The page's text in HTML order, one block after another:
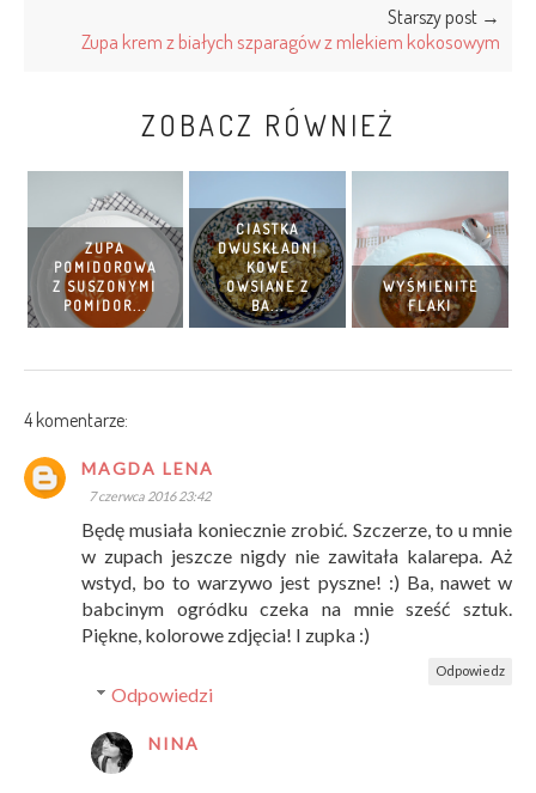
Starszy post →
Zupa krem z białych szparagów z mlekiem kokosowym
ZOBACZ RÓWNIEŻ
ZUPA
POMIDOROWA
Z SUSZONYMI
POMIDOR...
CIASTKA
DWUSKŁADNI
KOWE
OWSIANE Z
BA...
WYŚMIENITE
FLAKI
4 komentarze:
MAGDA LENA
7 czerwca 2016 23:42
Będę musiała koniecznie zrobić. Szczerze, to u mnie
w zupach jeszcze nigdy nie zawitała kalarepa. Aż
wstyd, bo to warzywo jest pyszne! :) Ba, nawet w
babcinym ogródku czeka na mnie sześć sztuk.
Piękne, kolorowe zdjęcia! I zupka :)
Odpowiedz
Odpowiedzi
NINA